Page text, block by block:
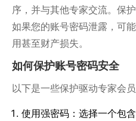
序，并与其他专家交流。保
如果您的账号密码泄露，可
用甚至财产损失。
如何保护账号密码安全
以下是一些保护驱动专家会
使用强密码：选择一个包